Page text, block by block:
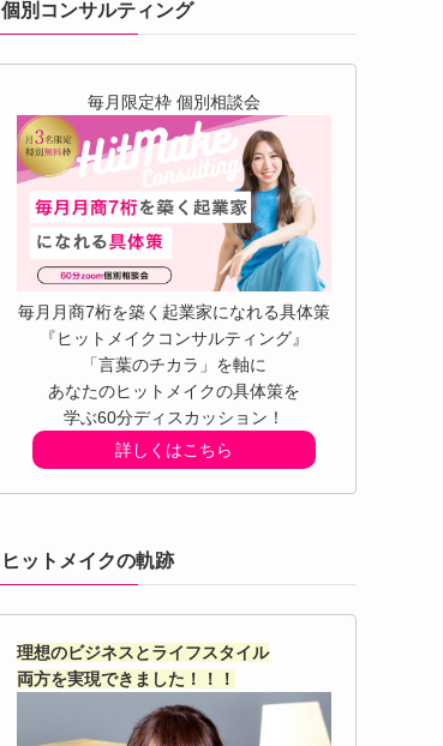
個別コンサルティング
毎月限定枠 個別相談会
毎月月商7桁を築く起業家になれる具体策
『ヒットメイクコンサルティング』
「言葉のチカラ」を軸に
あなたのヒットメイクの具体策を
学ぶ60分ディスカッション！
詳しくはこちら
ヒットメイクの軌跡
理想のビジネスとライフスタイル
両方を実現できました！！！